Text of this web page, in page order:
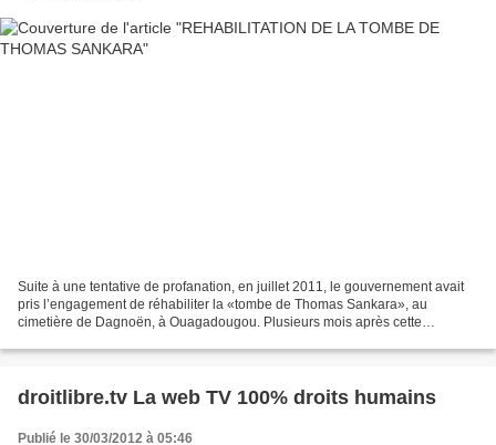
Suite à une tentative de profanation, en juillet 2011, le gouvernement avait
pris l’engagement de réhabiliter la «tombe de Thomas Sankara», au
cimetière de Dagnoën, à Ouagadougou. Plusieurs mois après cette
droitlibre.tv La web TV 100% droits humains
Publié le 30/03/2012 à 05:46